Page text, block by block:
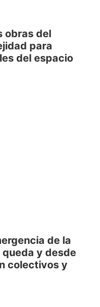
obras del
para
del espacio
de la
queda y desde
colectivos y